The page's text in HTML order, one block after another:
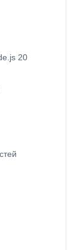
20